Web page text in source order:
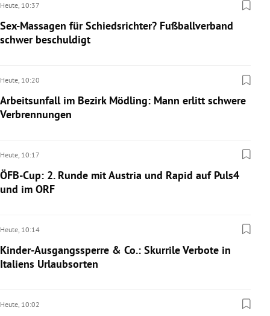
Heute, 10:37
Sex-Massagen für Schiedsrichter? Fußballverband
schwer beschuldigt
Heute, 10:20
Arbeitsunfall im Bezirk Mödling: Mann erlitt schwere
Verbrennungen
Heute, 10:17
ÖFB-Cup: 2. Runde mit Austria und Rapid auf Puls4
und im ORF
Heute, 10:14
Kinder-Ausgangssperre & Co.: Skurrile Verbote in
Italiens Urlaubsorten
Heute, 10:02